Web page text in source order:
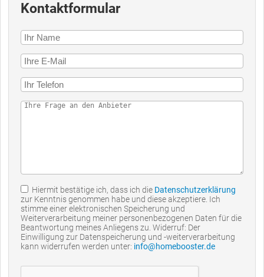
Kontaktformular
Hiermit bestätige ich, dass ich die Datenschutzerklärung
zur Kenntnis genommen habe und diese akzeptiere. Ich
stimme einer elektronischen Speicherung und
Weiterverarbeitung meiner personenbezogenen Daten für die
Beantwortung meines Anliegens zu. Widerruf: Der
Einwilligung zur Datenspeicherung und -weiterverarbeitung
kann widerrufen werden unter: info@homebooster.de